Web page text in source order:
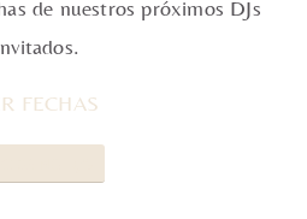
de nuestros próximos DJs
FECHAS